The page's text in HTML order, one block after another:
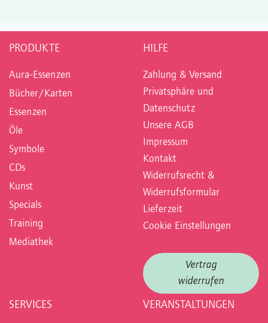
PRODUKTE
Aura-Essenzen
Bücher/Karten
Essenzen
Öle
Symbole
CDs
Kunst
Specials
Training
Mediathek
HILFE
Zahlung & Versand
Privatsphäre und
Datenschutz
Unsere AGB
Impressum
Kontakt
Widerrufsrecht &
Widerrufsformular
Lieferzeit
Cookie Einstellungen
Vertrag
widerrufen
SERVICES VERANSTALTUNGEN